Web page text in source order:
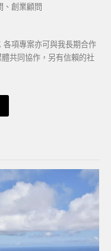
、創業顧問
項專案亦可與我長期合作
共同協作，另有信賴的社